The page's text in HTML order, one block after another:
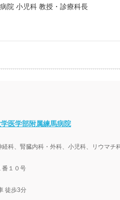
院 小児科 教授・診療科長
医学部附属練馬病院
番１０号
徒歩3分